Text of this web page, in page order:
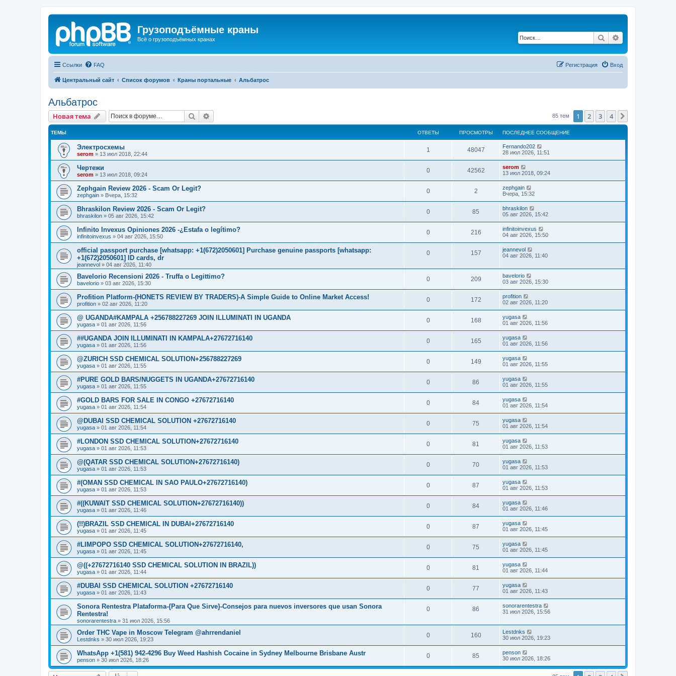
Грузоподъёмные краны
Всё о грузоподъёмных кранах Поиск
Ссылки FAQ Вход
Регистрация
Центральный сайт Список форумов Краны портальные Альбатрос
Альбатрос
Новая тема Поиск 85 тем 1 2 3 4
ТЕМЫ ОТВЕТЫ ПРОСМОТРЫ ПОСЛЕДНЕЕ СООБЩЕНИЕ
Электросхемы
serom » 13 июл 2018, 22:44
1 48047
Fernando202
28 июл 2026, 11:51
Чертежи
serom » 13 июл 2018, 09:24
0 42562
serom
13 июл 2018, 09:24
Zephgain Review 2026 - Scam Or Legit?
zephgain » Вчера, 15:32
0 2
zephgain
Вчера, 15:32
Bhraskilon Review 2026 - Scam Or Legit?
bhraskilon » 05 авг 2026, 15:42
0 85
bhraskilon
05 авг 2026, 15:42
Infinito Invexus Opiniones 2026 -¿Estafa o legítimo?
infinitoinvexus » 04 авг 2026, 15:50
0 216
infinitoinvexus
04 авг 2026, 15:50
official passport purchase [whatsapp: +1(672)2050601] Purchase genuine passports [whatsapp:
+1(672)2050601] ID cards, dr
jeannevol » 04 авг 2026, 11:40
0 157
jeannevol
04 авг 2026, 11:40
Bavelorio Recensioni 2026 - Truffa o Legittimo?
bavelorio » 03 авг 2026, 15:30
0 209
bavelorio
03 авг 2026, 15:30
Profition Platform-(HONETS REVIEW BY TRADERS)-A Simple Guide to Online Market Access!
profition » 02 авг 2026, 11:20
0 172
profition
02 авг 2026, 11:20
@ UGANDA#KAMPALA +256788227269 JOIN ILLUMINATI IN UGANDA
yugasa » 01 авг 2026, 11:56
0 168
yugasa
01 авг 2026, 11:56
##UGANDA JOIN ILLUMINATI IN KAMPALA+27672716140
yugasa » 01 авг 2026, 11:56
0 165
yugasa
01 авг 2026, 11:56
@ZURICH SSD CHEMICAL SOLUTION+256788227269
yugasa » 01 авг 2026, 11:55
0 149
yugasa
01 авг 2026, 11:55
#PURE GOLD BARS/NUGGETS IN UGANDA+27672716140
yugasa » 01 авг 2026, 11:55
0 86
yugasa
01 авг 2026, 11:55
#GOLD BARS FOR SALE IN CONGO +27672716140
yugasa » 01 авг 2026, 11:54
0 84
yugasa
01 авг 2026, 11:54
@DUBAI SSD CHEMICAL SOLUTION +27672716140
yugasa » 01 авг 2026, 11:54
0 75
yugasa
01 авг 2026, 11:54
#LONDON SSD CHEMICAL SOLUTION+27672716140
yugasa » 01 авг 2026, 11:53
0 81
yugasa
01 авг 2026, 11:53
@(QATAR SSD CHEMICAL SOLUTION+27672716140)
yugasa » 01 авг 2026, 11:53
0 70
yugasa
01 авг 2026, 11:53
#(OMAN SSD CHEMICAL IN SAO PAULO+27672716140)
yugasa » 01 авг 2026, 11:53
0 87
yugasa
01 авг 2026, 11:53
#((KUWAIT SSD CHEMICAL SOLUTION+27672716140))
yugasa » 01 авг 2026, 11:46
0 84
yugasa
01 авг 2026, 11:46
(!!)BRAZIL SSD CHEMICAL IN DUBAI+27672716140
yugasa » 01 авг 2026, 11:45
0 87
yugasa
01 авг 2026, 11:45
#LIMPOPO SSD CHEMICAL SOLUTION+27672716140,
yugasa » 01 авг 2026, 11:45
0 75
yugasa
01 авг 2026, 11:45
@((+27672716140 SSD CHEMICAL SOLUTION IN BRAZIL))
yugasa » 01 авг 2026, 11:44
0 81
yugasa
01 авг 2026, 11:44
#DUBAI SSD CHEMICAL SOLUTION +27672716140
yugasa » 01 авг 2026, 11:43
0 77
yugasa
01 авг 2026, 11:43
Sonora Rentestra Plataforma-{Para Que Sirve}-Consejos para nuevos inversores que usan Sonora
Rentestra!
sonorarentestra » 31 июл 2026, 15:56
0 86
sonorarentestra
31 июл 2026, 15:56
Order THC Vape in Moscow Telegram @ahrrendaniel
Lestdnks » 30 июл 2026, 19:23
0 160
Lestdnks
30 июл 2026, 19:23
WhatsApp +1(581) 942-4296 Buy Weed Hashish Cocaine in Sydney Melbourne Brisbane Austr
penson » 30 июл 2026, 18:26
0 85
penson
30 июл 2026, 18:26